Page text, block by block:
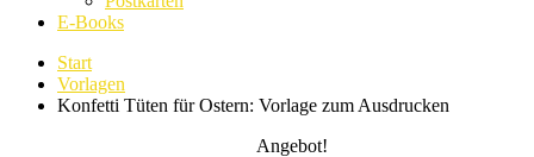
E-Books
Start
Vorlagen
Konfetti Tüten für Ostern: Vorlage zum Ausdrucken
Angebot!